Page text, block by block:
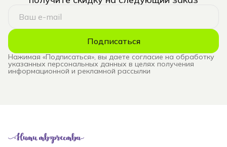
Подписаться
Нажимая «Подписаться», вы даете согласие на обработку
указанных персональных данных в целях получения
информационной и рекламной рассылки